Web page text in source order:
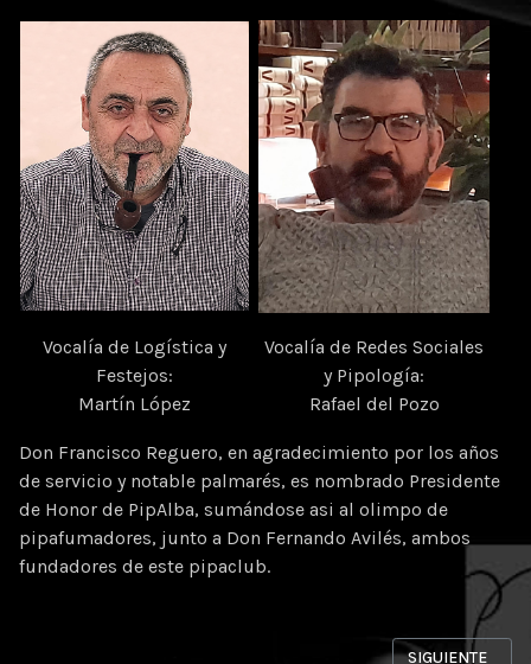
Vocalía de Logística y
Festejos:
Martín López
Vocalía de Redes Sociales
y Pipología:
Rafael del Pozo
Don Francisco Reguero, en agradecimiento por los años
de servicio y notable palmarés, es nombrado Presidente
de Honor de PipAlba, sumándose asi al olimpo de
pipafumadores, junto a Don Fernando Avilés, ambos
fundadores de este pipaclub.
ARTÍCULO
SIGUIENTE